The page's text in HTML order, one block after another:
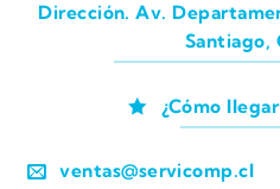
Dirección. Av.
Santiago,
¿Cómo
ventas@servicomp.cl